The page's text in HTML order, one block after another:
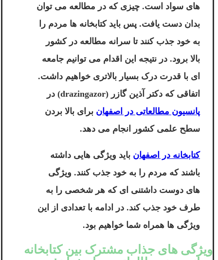
های سواد است. چیزی که در مطالعه می توان
بدان دست یافت. پس باید کتابخانه ها مردم را
به خود جذب کنند تا سرانه مطالعه در کشور
بالا برود. در نتیجه این اقدام می توانیم جامعه
ای با قدرت درک بسیار بالاتری خواهیم داشت.
اتفاقی که دکتر آذین گازر (drazingazor) در
پانسیون مطالعاتی در اصفهان برای بالا بردن
سطح علمی کشور انجام می دهد.
کتابخانه در اصفهان باید ویژگی هایی داشته
باشند که مردم را به خود جذب کنند. ویژگی
های دوست داشتنی ای که هر شخصی را به
طرف خود جذب کند. در ادامه با تعدادی از این
ویژگی ها همراه شما خواهیم بود.
ویژگی های جذاب مشترک بین کتابخانه